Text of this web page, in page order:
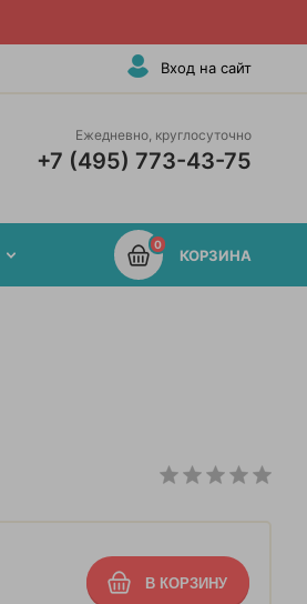
Вход на сайт
Ежедневно, круглосуточно
+7 (495) 773-43-75
0
КОРЗИНА